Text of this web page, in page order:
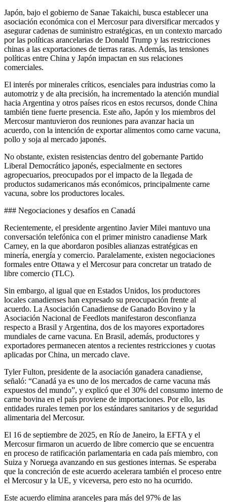
Japón, bajo el gobierno de Sanae Takaichi, busca establecer una
asociación económica con el Mercosur para diversificar mercados y
asegurar cadenas de suministro estratégicas, en un contexto marcado
por las políticas arancelarias de Donald Trump y las restricciones
chinas a las exportaciones de tierras raras. Además, las tensiones
políticas entre China y Japón impactan en sus relaciones
comerciales.
El interés por minerales críticos, esenciales para industrias como la
automotriz y de alta precisión, ha incrementado la atención mundial
hacia Argentina y otros países ricos en estos recursos, donde China
también tiene fuerte presencia. Este año, Japón y los miembros del
Mercosur mantuvieron dos reuniones para avanzar hacia un
acuerdo, con la intención de exportar alimentos como carne vacuna,
pollo y soja al mercado japonés.
No obstante, existen resistencias dentro del gobernante Partido
Liberal Democrático japonés, especialmente en sectores
agropecuarios, preocupados por el impacto de la llegada de
productos sudamericanos más económicos, principalmente carne
vacuna, sobre los productores locales.
### Negociaciones y desafíos en Canadá
Recientemente, el presidente argentino Javier Milei mantuvo una
conversación telefónica con el primer ministro canadiense Mark
Carney, en la que abordaron posibles alianzas estratégicas en
minería, energía y comercio. Paralelamente, existen negociaciones
formales entre Ottawa y el Mercosur para concretar un tratado de
libre comercio (TLC).
Sin embargo, al igual que en Estados Unidos, los productores
locales canadienses han expresado su preocupación frente al
acuerdo. La Asociación Canadiense de Ganado Bovino y la
Asociación Nacional de Feedlots manifestaron desconfianza
respecto a Brasil y Argentina, dos de los mayores exportadores
mundiales de carne vacuna. En Brasil, además, productores y
exportadores permanecen atentos a recientes restricciones y cuotas
aplicadas por China, un mercado clave.
Tyler Fulton, presidente de la asociación ganadera canadiense,
señaló: “Canadá ya es uno de los mercados de carne vacuna más
expuestos del mundo”, y explicó que el 30% del consumo interno de
carne bovina en el país proviene de importaciones. Por ello, las
entidades rurales temen por los estándares sanitarios y de seguridad
alimentaria del Mercosur.
El 16 de septiembre de 2025, en Río de Janeiro, la EFTA y el
Mercosur firmaron un acuerdo de libre comercio que se encuentra
en proceso de ratificación parlamentaria en cada país miembro, con
Suiza y Noruega avanzando en sus gestiones internas. Se esperaba
que la concreción de este acuerdo acelerara también el proceso entre
el Mercosur y la UE, y viceversa, pero esto no ha ocurrido.
Este acuerdo elimina aranceles para más del 97% de las